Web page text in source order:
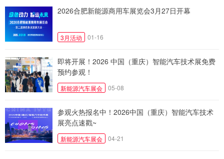
2026合肥新能源商用车展览会3月27日开幕
3月活动 01-16
即将开展！2026 中国（重庆）智能汽车技术展免费
预约参观！
新能源汽车展会 05-08
参观火热报名中！2026中国（重庆）智能汽车技术
展亮点速戳~
新能源汽车展会 04-21